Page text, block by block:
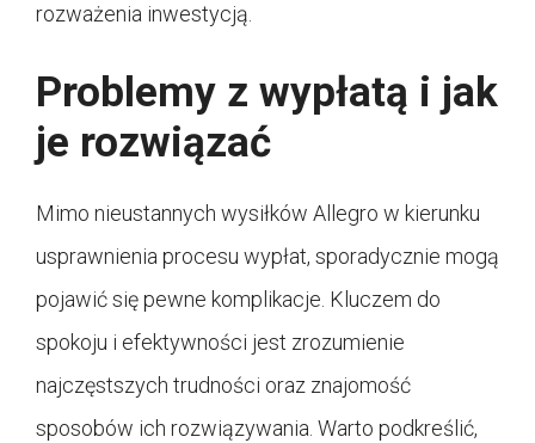
rozważenia inwestycją.
Problemy z wypłatą i jak
je rozwiązać
Mimo nieustannych wysiłków Allegro w kierunku
usprawnienia procesu wypłat, sporadycznie mogą
pojawić się pewne komplikacje. Kluczem do
spokoju i efektywności jest zrozumienie
najczęstszych trudności oraz znajomość
sposobów ich rozwiązywania. Warto podkreślić,